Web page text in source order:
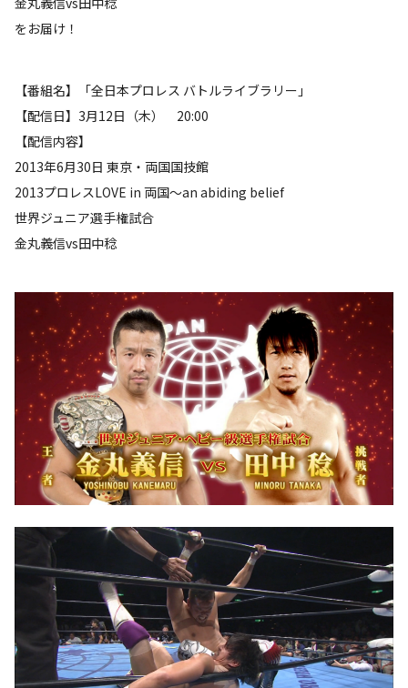
をお届け！
【番組名】「全日本プロレス バトルライブラリー」
【配信日】3月12日（木） 20:00
【配信内容】
2013年6月30日 東京・両国国技館
2013プロレスLOVE in 両国～an abiding belief
世界ジュニア選手権試合
金丸義信vs田中稔